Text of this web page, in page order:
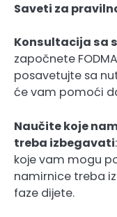
Saveti za
Konsultacija sa
započnete
posavetujte sa
će vam pomoći
Naučite koje
treba izbegavati
koje vam mogu
namirnice treba
faze dijete.